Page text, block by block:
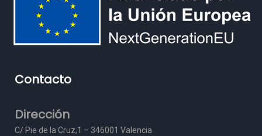
Contacto
Dirección
C/ Pie de la Cruz,1 – 346001 Valencia